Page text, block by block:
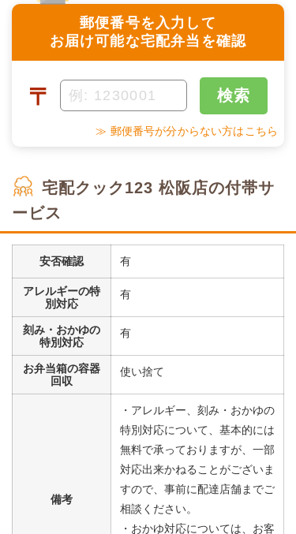
郵便番号を入力して
お届け可能な宅配弁当を確認
〒 検索
≫ 郵便番号が分からない方はこちら
宅配クック123 松阪店の付帯サ
ービス
安否確認 有
アレルギーの特
別対応
有
刻み・おかゆの
特別対応
有
お弁当箱の容器
回収
使い捨て
備考
・アレルギー、刻み・おかゆの
特別対応について、基本的には
無料で承っておりますが、一部
対応出来かねることがございま
すので、事前に配達店舗までご
相談ください。
・おかゆ対応については、お客